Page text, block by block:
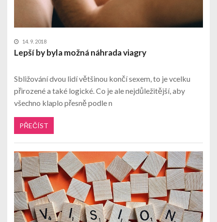
14. 9. 2018
Lepší by byla možná náhrada viagry
Sbližování dvou lidí většinou končí sexem, to je vcelku
přirozené a také logické. Co je ale nejdůležitější, aby
všechno klaplo přesně podle n
PŘEČÍST